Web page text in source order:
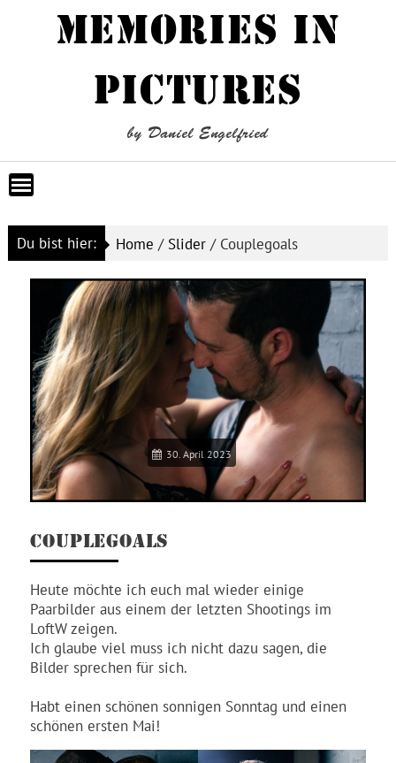
MEMORIES IN
PICTURES
by Daniel Engelfried
Du bist hier: Home / Slider / Couplegoals
30. April 2023
COUPLEGOALS
Heute möchte ich euch mal wieder einige
Paarbilder aus einem der letzten Shootings im
LoftW zeigen.
Ich glaube viel muss ich nicht dazu sagen, die
Bilder sprechen für sich.
Habt einen schönen sonnigen Sonntag und einen
schönen ersten Mai!